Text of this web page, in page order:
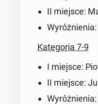
II miejsce:
Ka­te­go­ria 7-9
I miejsce:
II miejsce: